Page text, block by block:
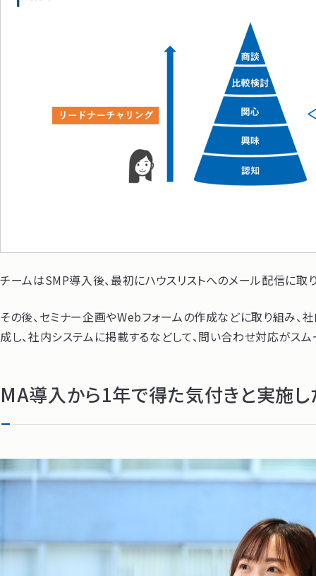
チームはSMP導入後、最初にハウスリストへのメール配信に取
その後、セミナー企画やWebフォームの作成などに取り組み
成し、社内システムに掲載するなどして、問い合わせ対応がスム
MA導入から1年で得た気付きと実施